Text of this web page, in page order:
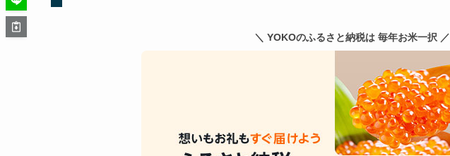
＼ YOKOのふるさと納税は 毎年お米一択 ／